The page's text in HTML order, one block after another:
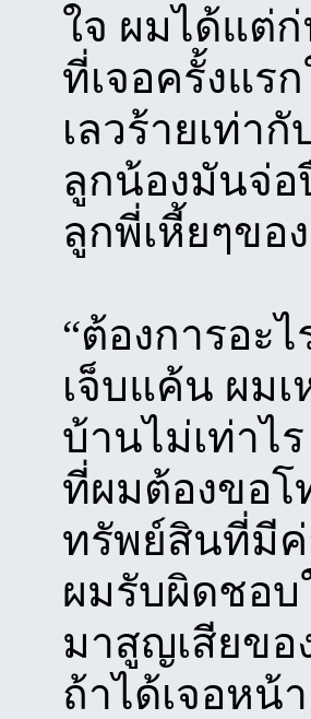
ใจ ผมได้แต่
ที่เจอครั้งแ
เลวร้ายเท่า
ลูกน้องมันจ่
ลูกพี่เหี้ยๆขอ
“ต้องการอะ
เจ็บแค้น ผม
บ้านไม่เท่าไ
ที่ผมต้องขอโ
ทรัพย์สินที่มีค่
ผมรับผิดชอบ
มาสูญเสียขอ
ถ้าได้เจอหน้